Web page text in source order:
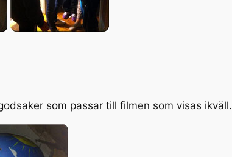
som passar till filmen som visas ikväll.